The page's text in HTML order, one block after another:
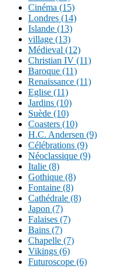
Cinéma (15)
Londres (14)
Islande (13)
village (13)
Médieval (12)
Christian IV (11)
Baroque (11)
Renaissance (11)
Eglise (11)
Jardins (10)
Suède (10)
Coasters (10)
H.C. Andersen (9)
Célébrations (9)
Néoclassique (9)
Italie (8)
Gothique (8)
Fontaine (8)
Cathédrale (8)
Japon (7)
Falaises (7)
Bains (7)
Chapelle (7)
Vikings (6)
Futuroscope (6)